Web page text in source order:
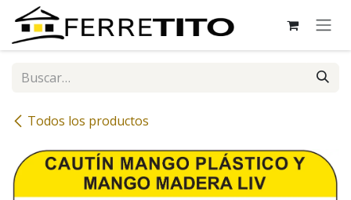
Ir al contenido
Todos los productos